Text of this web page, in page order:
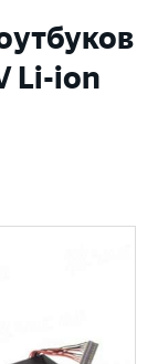
Li-ion